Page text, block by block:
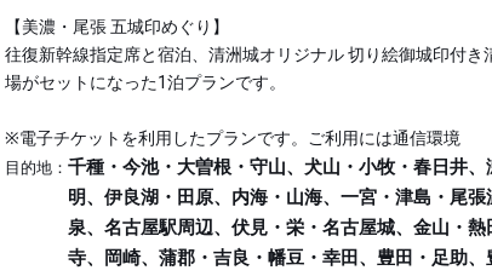
【美濃・尾張 五城印めぐり】
往復新幹線指定席と宿泊、清洲城オリジナル 切り絵御城印付き
場がセットになった1泊プランです。
※電子チケットを利用したプランです。ご利用には通信環境
目的地： 千種・今池・大曽根・守山、犬山・小牧・春日井
明、伊良湖・田原、内海・山海、一宮・津島・尾
泉、名古屋駅周辺、伏見・栄・名古屋城、金山・熱
寺、岡崎、蒲郡・吉良・幡豆・幸田、豊田・足助、